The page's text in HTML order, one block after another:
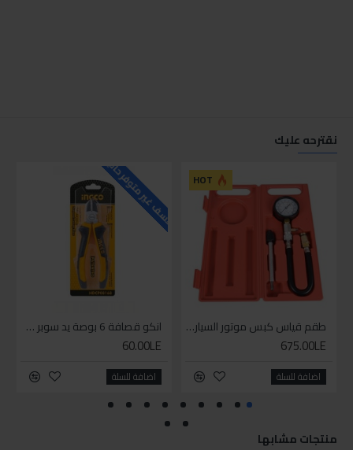
نقترحه عليك
HOT
طقم قياس كبس موتور السياره 3 ق
675.00LE
اضافة للسلة
للاسف غير متوفر حاليا
انكو قصافة 6 بوصة يد سوبر وان
60.00LE
اضافة للسلة
منتجات مشابها